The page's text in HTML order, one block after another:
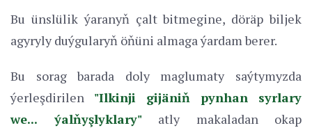
Bu ünslülik ýaranyň çalt bitmegine, döräp biljek
agyryly duýgularyň öňüni almaga ýardam berer.
Bu sorag barada doly maglumaty saýtymyzda
ýerleşdirilen "Ilkinji gijäniň pynhan syrlary
we... ýalňyşlyklary"atly makaladan okap